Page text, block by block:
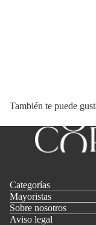
También te puede
Categorías
Mayoristas
Sobre nosotros
Aviso legal